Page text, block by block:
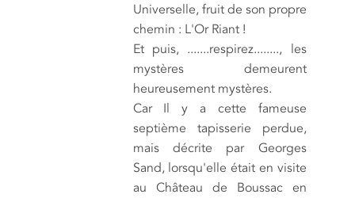
Universelle, fruit de son propre
chemin : L'Or Riant !
Et puis, .......respirez........, les
mystères demeurent
heureusement mystères.
Car Il y a cette fameuse
septième tapisserie perdue,
mais décrite par Georges
Sand, lorsqu'elle était en visite
au Château de Boussac en